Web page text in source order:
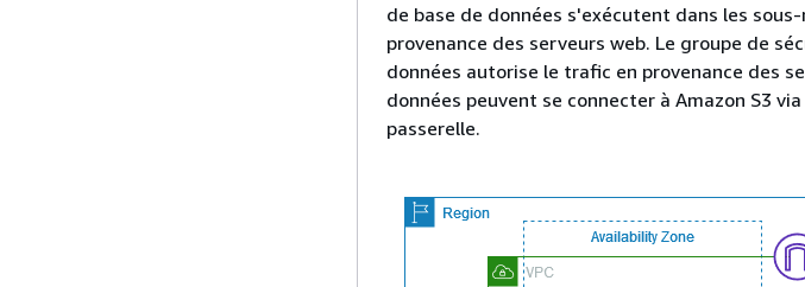
de base de données s'exécutent dans les
provenance des serveurs web. Le groupe de
données autorise le trafic en provenance des
données peuvent se connecter à Amazon S3
passerelle.